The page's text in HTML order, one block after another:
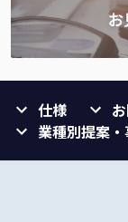
仕様
業種別提案